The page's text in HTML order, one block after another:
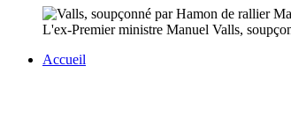
L'ex-Premier ministre Manuel Valls,
Accueil